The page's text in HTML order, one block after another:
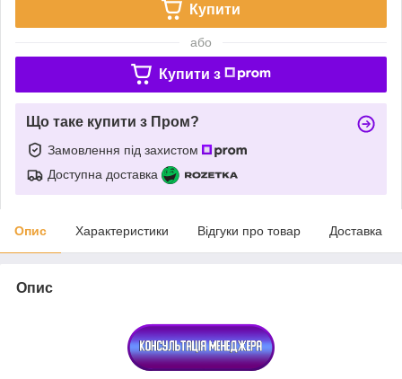
Купити
або
Купити з
Що таке купити з Пром?
Замовлення під захистом
Доступна доставка
Опис Характеристики Відгуки про товар Доставка
Опис